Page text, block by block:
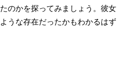
のかを探ってみましょう。彼女
うな存在だったかもわかるはず